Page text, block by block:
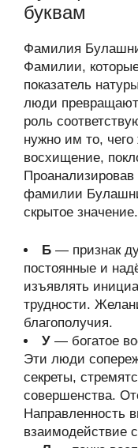
буквам
Фамилия
Фамилии,
показатель
люди
роль
нужно им то,
восхищение,
фамилии
скрытое значение.
Б — признак
постоянные и
изъявлять
трудности.
благополучия.
У — богатое
Эти люди
секреты,
совершенства.
Направленность
взаимодействие